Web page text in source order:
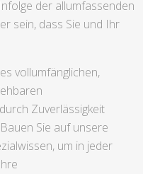
der allumfassenden
sein, dass Sie und Ihr
vollumfänglichen,
Zuverlässigkeit
Sie auf unsere
um in jeder